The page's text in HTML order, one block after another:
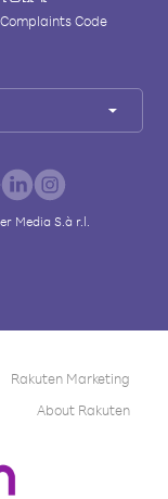
Code
Media S.à r.l.
Rakuten Marketing
About Rakuten